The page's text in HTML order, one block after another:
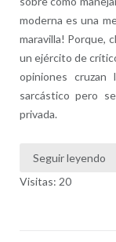
moderna es una
maravilla! Porque,
un ejército de
opiniones cruzan
sarcástico pero
privada.
Seguir leyendo
Visitas: 20